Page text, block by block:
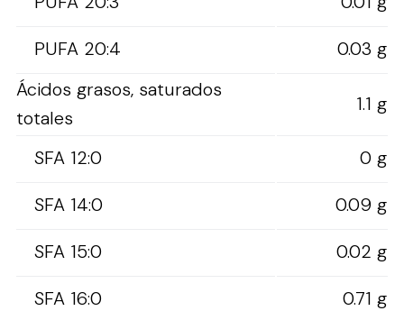
PUFA 20:4
0.03 g
Ácidos grasos, saturados
totales
1.1 g
SFA 12:0
0 g
SFA 14:0
0.09 g
SFA 15:0
0.02 g
SFA 16:0
0.71 g